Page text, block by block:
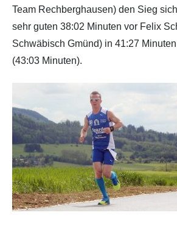
Team Rechberghausen) den Sieg
sehr guten 38:02 Minuten vor Felix
Schwäbisch Gmünd) in 41:27
(43:03 Minuten).